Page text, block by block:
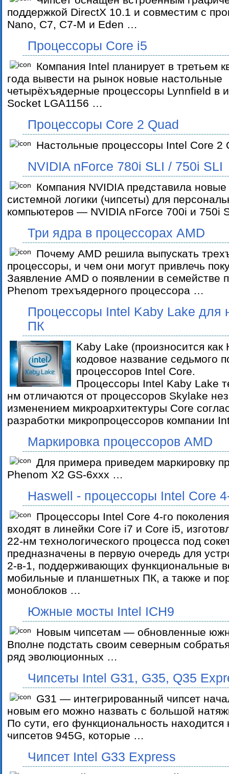
поддержкой DirectX 10.1 и совместим с
Nano, C7, C7-M и Eden …
Процессоры Core i5
Компания Intel планирует в третьем
года вывести на рынок новые настольные
четырёхъядерные процессоры Lynnfield в
Socket LGA1156 …
Процессоры Core 2 Quad
Настольные процессоры Intel Core
NVIDIA nForce 780i SLI / 750i SLI
Компания NVIDIA представила
системной логики (чипсеты) для
компьютеров — NVIDIA nForce 700i и 750i
Три ядра в процессорах AMD
Почему AMD решила выпускать
процессоры, и чем они могут привлечь
Заявление AMD о появлении в семействе
Phenom трехъядерного процессора …
Процессоры Intel Kaby Lake для
ПК
Kaby Lake (произносится
кодовое название седьмого
процессоров Intel Core.
Процессоры Intel Kaby Lake
нм отличаются от процессоров Skylake
изменением микроархитектуры Core
разработки микропроцессоров компании
Маркировка процессоров AMD
Для примера приведем маркировку
Phenom X2 GS-6xxx …
Haswell - процессоры Intel Core
Процессоры Intel Core 4-го
входят в линейки Core i7 и Core i5,
22-нм технологического процесса под
предназначены в первую очередь для
2-в-1, поддерживающих функциональные
мобильные и планшетных ПК, а также и
моноблоков …
Южные мосты Intel ICH9
Новым чипсетам — обновленные
Вполне подстать своим северным
ряд эволюционных …
Чипсеты Intel G31, G35, Q35
G31 — интегрированный чипсет
новым его можно назвать с большой
По сути, его функциональность находится
чипсетов 945G, которые …
Чипсет Intel G33 Express